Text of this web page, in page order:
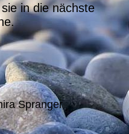
in die nächste
Spranger